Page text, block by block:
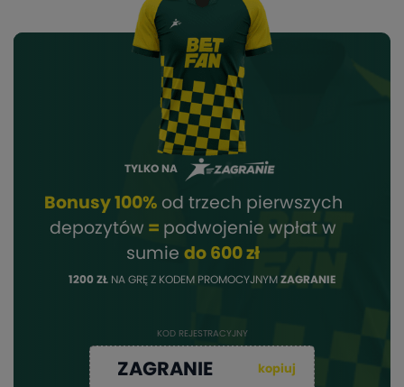
TYLKO NA
Bonusy 100% od trzech pierwszych
depozytów = podwojenie wpłat w
sumie do 600 zł
1200 ZŁ NA GRĘ Z KODEM PROMOCYJNYM ZAGRANIE
KOD REJESTRACYJNY
ZAGRANIE kopiuj